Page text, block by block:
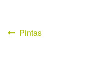
Vorheriger
Pintas